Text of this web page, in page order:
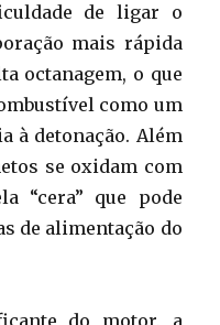
de ligar o
mais rápida
octanagem, o que
como um
à detonação. Além
se oxidam com
“cera” que pode
de alimentação do